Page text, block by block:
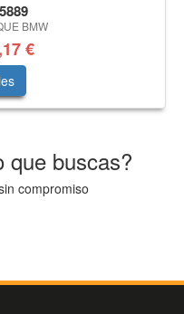
BMW
€
que buscas?
compromiso